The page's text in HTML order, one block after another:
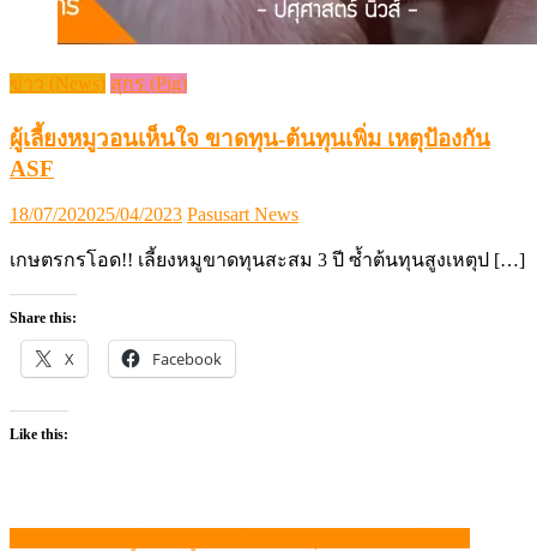
ข่าว (News) สุกร (Pig)
ผู้เลี้ยงหมูวอนเห็นใจ ขาดทุน-ต้นทุนเพิ่ม เหตุป้องกัน
ASF
Posted
18/07/202025/04/2023 Author
Pasusart News
เกษตรกรโอด!! เลี้ยงหมูขาดทุนสะสม 3 ปี ซ้ำต้นทุนสูงเหตุป […]
Share this:
X Facebook
Like this:
แนะแนว